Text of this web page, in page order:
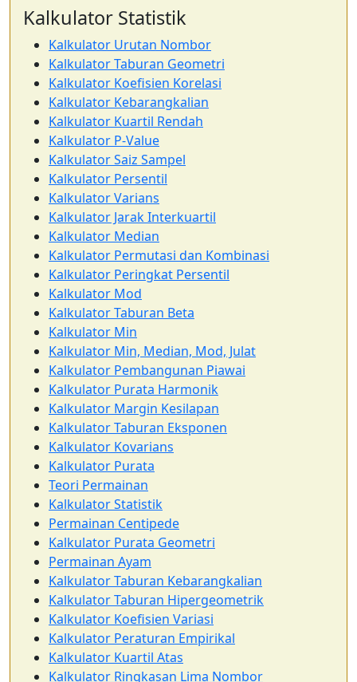
Kalkulator Statistik
Kalkulator Urutan Nombor
Kalkulator Taburan Geometri
Kalkulator Koefisien Korelasi
Kalkulator Kebarangkalian
Kalkulator Kuartil Rendah
Kalkulator P-Value
Kalkulator Saiz Sampel
Kalkulator Persentil
Kalkulator Varians
Kalkulator Jarak Interkuartil
Kalkulator Median
Kalkulator Permutasi dan Kombinasi
Kalkulator Peringkat Persentil
Kalkulator Mod
Kalkulator Taburan Beta
Kalkulator Min
Kalkulator Min, Median, Mod, Julat
Kalkulator Pembangunan Piawai
Kalkulator Purata Harmonik
Kalkulator Margin Kesilapan
Kalkulator Taburan Eksponen
Kalkulator Kovarians
Kalkulator Purata
Teori Permainan
Kalkulator Statistik
Permainan Centipede
Kalkulator Purata Geometri
Permainan Ayam
Kalkulator Taburan Kebarangkalian
Kalkulator Taburan Hipergeometrik
Kalkulator Koefisien Variasi
Kalkulator Peraturan Empirikal
Kalkulator Kuartil Atas
Kalkulator Ringkasan Lima Nombor